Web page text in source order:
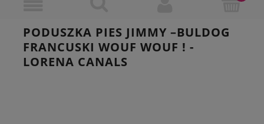
PODUSZKA PIES JIMMY –BULDOG
FRANCUSKI WOUF WOUF ! -
LORENA CANALS